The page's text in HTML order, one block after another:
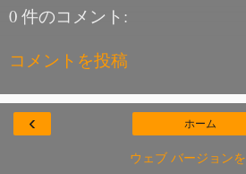
0 件のコメント:
コメントを投稿
‹ ホーム
ウェブ バージョン